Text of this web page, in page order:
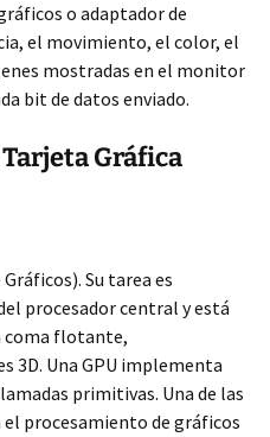
o adaptador de
el movimiento, el color, el
mostradas en el monitor
bit de datos enviado.
Gráfica
Su tarea es
procesador central y está
coma flotante,
3D. Una GPU implementa
primitivas. Una de las
procesamiento de gráficos